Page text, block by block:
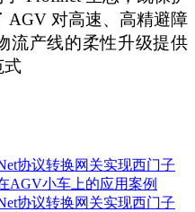
AGV 对高速、高精避障
流产线的柔性升级提供
式
协议转换网关实现西门子
AGV小车上的应用案例
协议转换网关实现西门子